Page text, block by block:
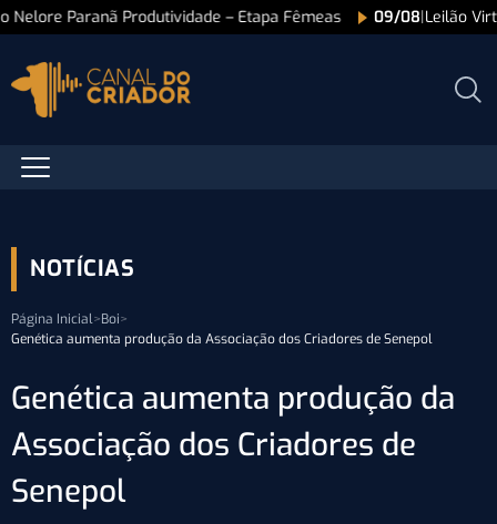
Nelore Paranã Produtividade – Etapa Fêmeas 09/08|Leilão
NOTÍCIAS
Página Inicial>Boi>
Genética aumenta produção da Associação dos Criadores de Senepol
Genética aumenta produção da
Associação dos Criadores de
Senepol